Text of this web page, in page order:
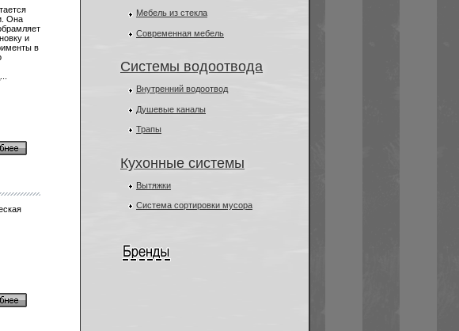
Она
и
в
Мебель из стекла
Современная мебель
Cистемы водоотвода
Внутренний водоотвод
Душевые каналы
Трапы
Кухонные системы
Вытяжки
Система сортировки мусора